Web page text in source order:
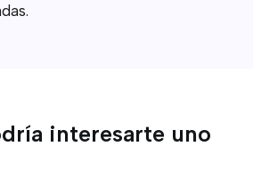
interesarte uno